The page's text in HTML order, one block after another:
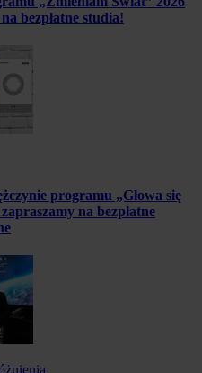
bezpłatne studia!
programu „Głowa się
na bezpłatne